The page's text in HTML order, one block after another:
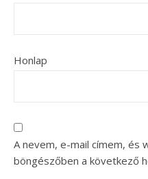
Honlap
A nevem, e-mail címem, és
böngészőben a következő